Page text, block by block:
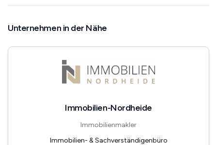
Unternehmen in der Nähe
Immobilien-Nordheide
Immobilienmakler
Immobilien- & Sachverständigenbüro